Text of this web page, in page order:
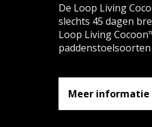
De Loop Living
slechts 45 dagen
Loop Living
paddenstoelsoorten
Meer informatie